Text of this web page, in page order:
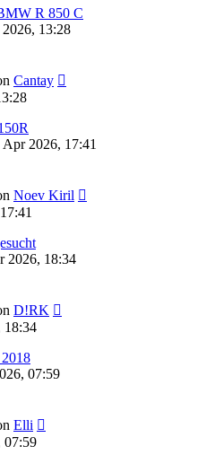
R 850 C
13:28
Cantay
Apr 2026, 17:41
Noev Kiril
2026, 18:34
D!RK
18:34
07:59
Elli
07:59